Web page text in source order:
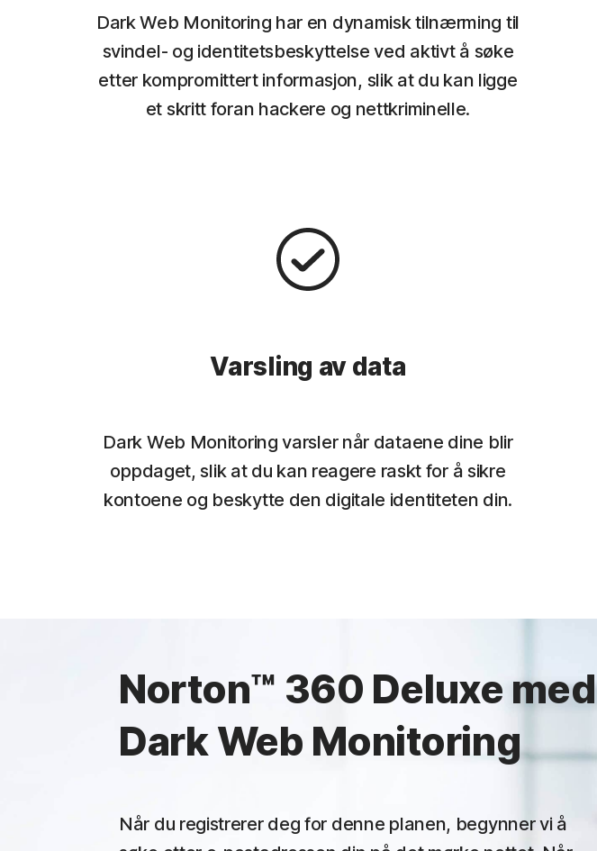
Dark Web Monitoring har en dynamisk tilnærming til
svindel- og identitetsbeskyttelse ved aktivt å søke
etter kompromittert informasjon, slik at du kan ligge
et skritt foran hackere og nettkriminelle.
Varsling av data
Dark Web Monitoring varsler når dataene dine blir
oppdaget, slik at du kan reagere raskt for å sikre
kontoene og beskytte den digitale identiteten din.
Norton™ 360 Deluxe med
Dark Web Monitoring
Når du registrerer deg for denne planen, begynner vi å